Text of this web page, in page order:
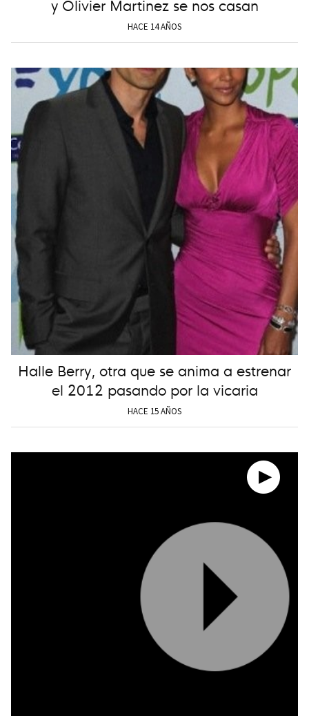
y Olivier Martinez se nos casan
HACE 14 AÑOS
Halle Berry, otra que se anima a estrenar
el 2012 pasando por la vicaria
HACE 15 AÑOS